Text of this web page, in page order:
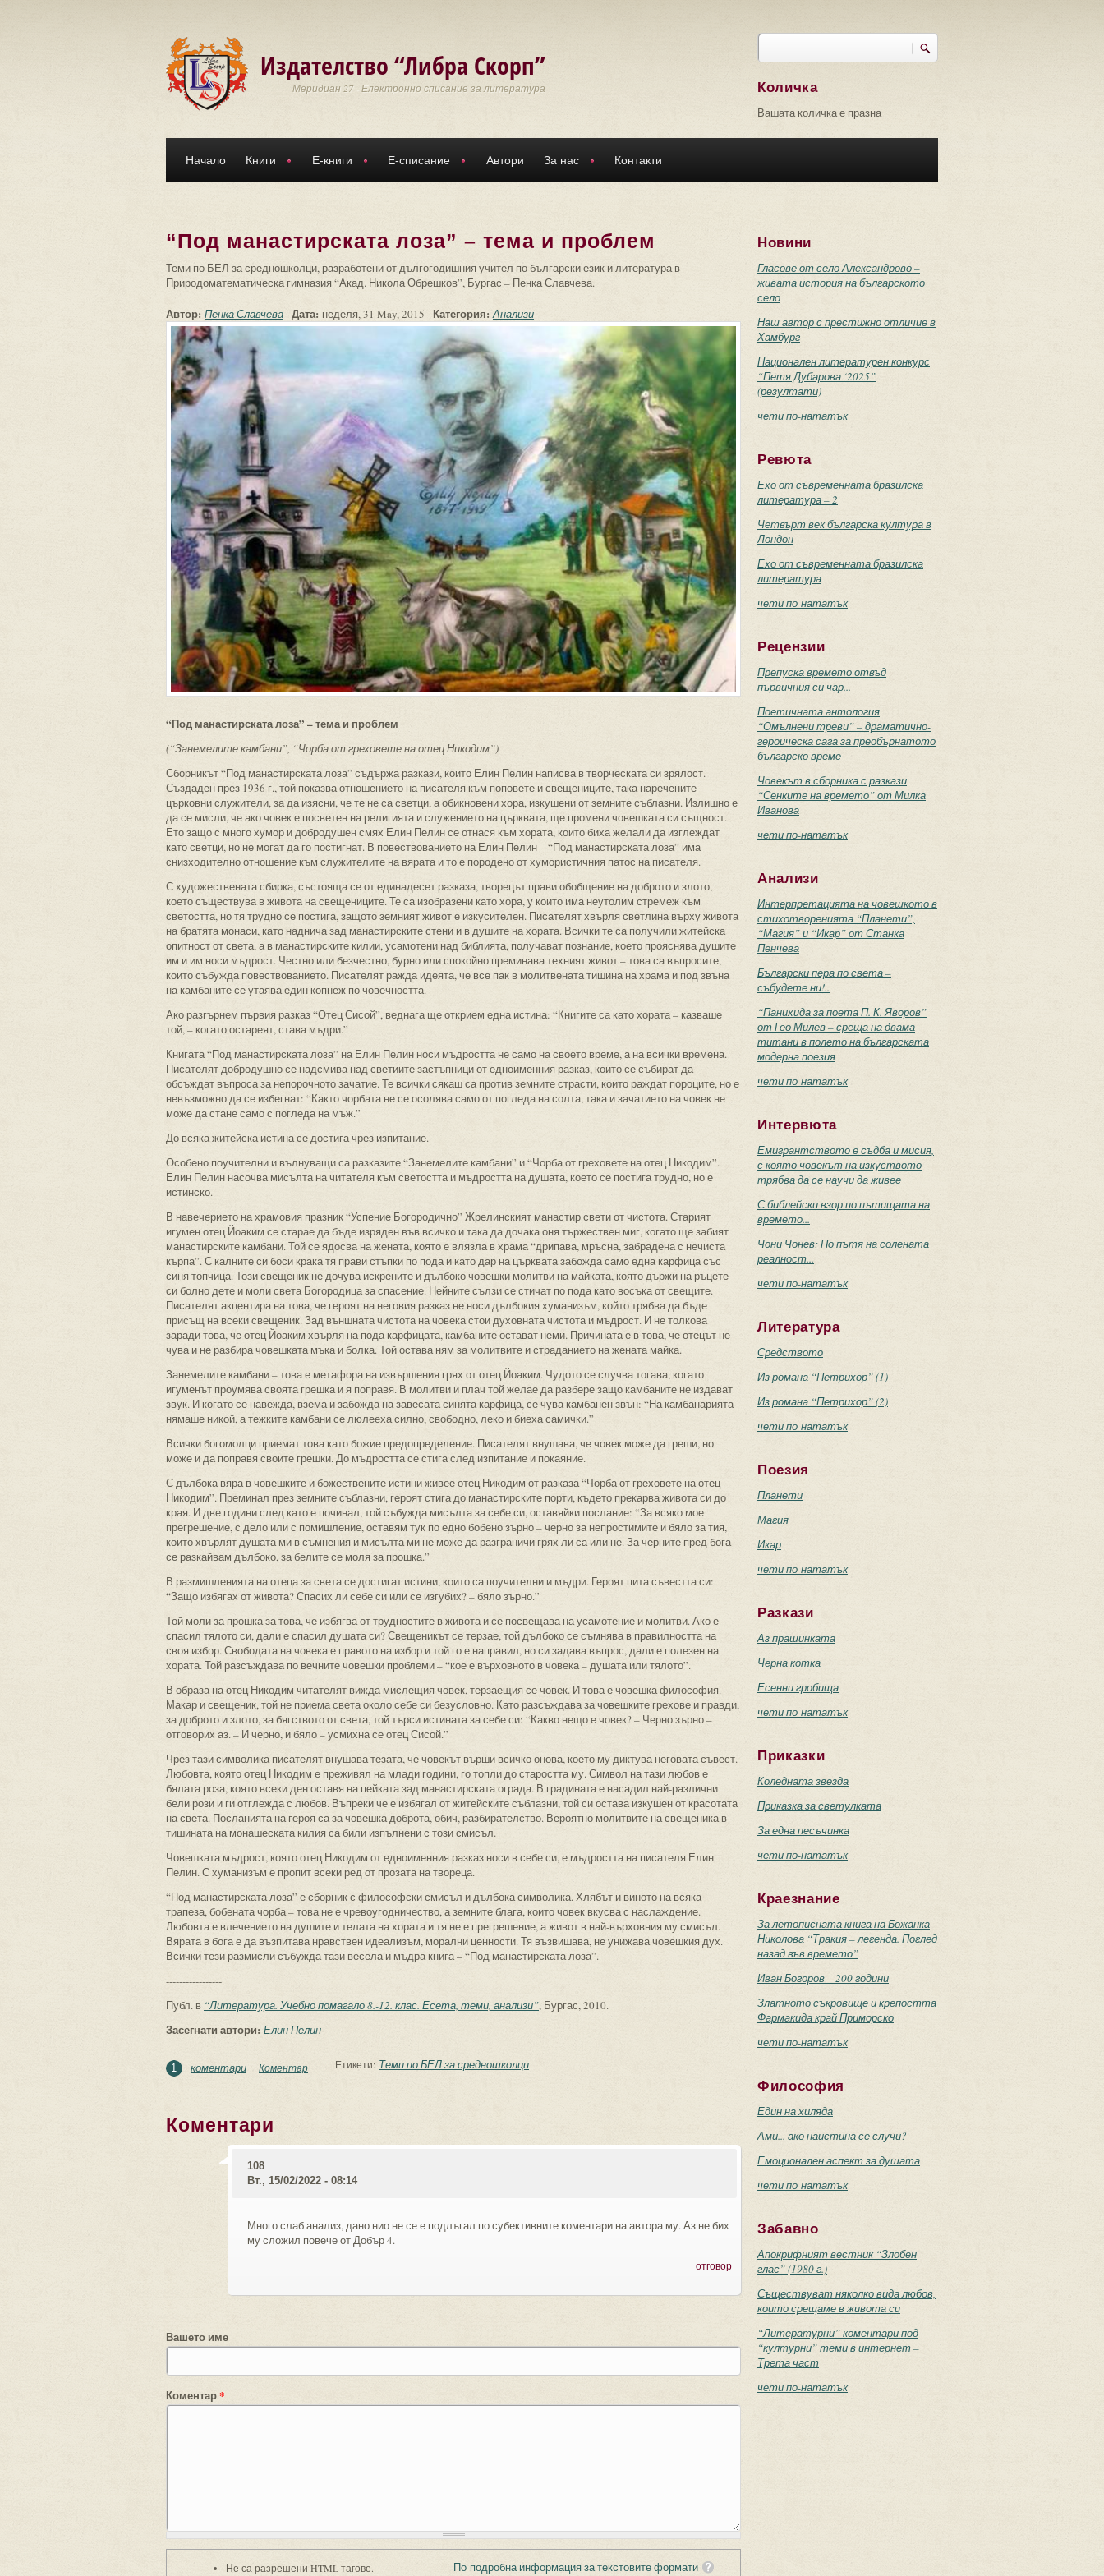
Издателство “Либра Скорп”
Меридиан 27 - Електронно списание за литература
Търси
Количка
Вашата количка е празна
Начало Книги Е-книги Е-списание Автори За нас Контакти
“Под манастирската лоза” – тема и проблем
Теми по БЕЛ за средношколци, разработени от дългогодишния учител по български език и литература в
Природоматематическа гимназия “Акад. Никола Обрешков”, Бургас – Пенка Славчева.
Автор: Пенка Славчева Дата: неделя, 31 May, 2015 Категория:Анализи
“Под манастирската лоза” – тема и проблем
(“Занемелите камбани”, “Чорба от греховете на отец Никодим”)
Сборникът “Под манастирската лоза” съдържа разкази, които Елин Пелин написва в творческата си зрялост.
Създаден през 1936 г., той показва отношението на писателя към поповете и свещениците, така наречените
църковни служители, за да изясни, че те не са светци, а обикновени хора, изкушени от земните съблазни. Излишно е
да се мисли, че ако човек е посветен на религията и служението на църквата, ще промени човешката си същност.
Ето защо с много хумор и добродушен смях Елин Пелин се отнася към хората, които биха желали да изглеждат
като светци, но не могат да го постигнат. В повествованието на Елин Пелин – “Под манастирската лоза” има
снизходително отношение към служителите на вярата и то е породено от хумористичния патос на писателя.
С художествената сбирка, състояща се от единадесет разказа, творецът прави обобщение на доброто и злото,
което съществува в живота на свещениците. Те са изобразени като хора, у които има неутолим стремеж към
светостта, но тя трудно се постига, защото земният живот е изкусителен. Писателят хвърля светлина върху живота
на братята монаси, като наднича зад манастирските стени и в душите на хората. Всички те са получили житейска
опитност от света, а в манастирските килии, усамотени над библията, получават познание, което прояснява душите
им и им носи мъдрост. Честно или безчестно, бурно или спокойно преминава техният живот – това са въпросите,
които събужда повествованието. Писателят ражда идеята, че все пак в молитвената тишина на храма и под звъна
на камбаните се утаява един копнеж по човечността.
Ако разгърнем първия разказ “Отец Сисой”, веднага ще открием една истина: “Книгите са като хората – казваше
той, – когато остареят, става мъдри.”
Книгата “Под манастирската лоза” на Елин Пелин носи мъдростта не само на своето време, а на всички времена.
Писателят добродушно се надсмива над светиите застъпници от едноименния разказ, които се събират да
обсъждат въпроса за непорочното зачатие. Те всички сякаш са против земните страсти, които раждат пороците, но е
невъзможно да се избегнат: “Както чорбата не се осолява само от погледа на солта, така и зачатието на човек не
може да стане само с погледа на мъж.”
До всяка житейска истина се достига чрез изпитание.
Особено поучителни и вълнуващи са разказите “Занемелите камбани” и “Чорба от греховете на отец Никодим”.
Елин Пелин насочва мисълта на читателя към светостта и мъдростта на душата, което се постига трудно, но е
истинско.
В навечерието на храмовия празник “Успение Богородично” Жрелинският манастир свети от чистота. Старият
игумен отец Йоаким се старае да бъде изряден във всичко и така да дочака оня тържествен миг, когато ще забият
манастирските камбани. Той се ядосва на жената, която е влязла в храма “дрипава, мръсна, забрадена с нечиста
кърпа”. С калните си боси крака тя прави стъпки по пода и като дар на църквата забожда само една карфица със
синя топчица. Този свещеник не дочува искрените и дълбоко човешки молитви на майката, която държи на ръцете
си болно дете и моли света Богородица за спасение. Нейните сълзи се стичат по пода като восъка от свещите.
Писателят акцентира на това, че героят на неговия разказ не носи дълбокия хуманизъм, който трябва да бъде
присъщ на всеки свещеник. Зад външната чистота на човека стои духовната чистота и мъдрост. И не толкова
заради това, че отец Йоаким хвърля на пода карфицата, камбаните остават неми. Причината е в това, че отецът не
чува и не разбира човешката мъка и болка. Той остава ням за молитвите и страданието на жената майка.
Занемелите камбани – това е метафора на извършения грях от отец Йоаким. Чудото се случва тогава, когато
игуменът проумява своята грешка и я поправя. В молитви и плач той желае да разбере защо камбаните не издават
звук. И когато се навежда, взема и забожда на завесата синята карфица, се чува камбанен звън: “На камбанарията
нямаше никой, а тежките камбани се люлееха силно, свободно, леко и биеха самички.”
Всички богомолци приемат това като божие предопределение. Писателят внушава, че човек може да греши, но
може и да поправя своите грешки. До мъдростта се стига след изпитание и покаяние.
С дълбока вяра в човешките и божествените истини живее отец Никодим от разказа “Чорба от греховете на отец
Никодим”. Преминал през земните съблазни, героят стига до манастирските порти, където прекарва живота си до
края. И две години след като е починал, той събужда мисълта за себе си, оставяйки послание: “За всяко мое
прегрешение, с дело или с помишление, оставям тук по едно бобено зърно – черно за непростимите и бяло за тия,
които хвърлят душата ми в съмнения и мисълта ми не може да разграничи грях ли са или не. За черните пред бога
се разкайвам дълбоко, за белите се моля за прошка.”
В размишленията на отеца за света се достигат истини, които са поучителни и мъдри. Героят пита съвестта си:
“Защо избягах от живота? Спасих ли себе си или се изгубих? – бяло зърно.”
Той моли за прошка за това, че избягва от трудностите в живота и се посвещава на усамотение и молитви. Ако е
спасил тялото си, дали е спасил душата си? Свещеникът се терзае, той дълбоко се съмнява в правилността на
своя избор. Свободата на човека е правото на избор и той го е направил, но си задава въпрос, дали е полезен на
хората. Той разсъждава по вечните човешки проблеми – “кое е върховното в човека – душата или тялото”.
В образа на отец Никодим читателят вижда мислещия човек, терзаещия се човек. И това е човешка философия.
Макар и свещеник, той не приема света около себе си безусловно. Като разсъждава за човешките грехове и правди,
за доброто и злото, за бягството от света, той търси истината за себе си: “Какво нещо е човек? – Черно зърно –
отговорих аз. – И черно, и бяло – усмихна се отец Сисой.”
Чрез тази символика писателят внушава тезата, че човекът върши всичко онова, което му диктува неговата съвест.
Любовта, която отец Никодим е преживял на млади години, го топли до старостта му. Символ на тази любов е
бялата роза, която всеки ден оставя на пейката зад манастирската ограда. В градината е насадил най-различни
бели рози и ги отглежда с любов. Въпреки че е избягал от житейските съблазни, той си остава изкушен от красотата
на света. Посланията на героя са за човешка доброта, обич, разбирателство. Вероятно молитвите на свещеника в
тишината на монашеската килия са били изпълнени с този смисъл.
Човешката мъдрост, която отец Никодим от едноименния разказ носи в себе си, е мъдростта на писателя Елин
Пелин. С хуманизъм е пропит всеки ред от прозата на твореца.
“Под манастирската лоза” е сборник с философски смисъл и дълбока символика. Хлябът и виното на всяка
трапеза, бобената чорба – това не е чревоугодничество, а земните блага, които човек вкусва с наслаждение.
Любовта е влечението на душите и телата на хората и тя не е прегрешение, а живот в най-върховния му смисъл.
Вярата в бога е да възпитава нравствен идеализъм, морални ценности. Тя възвишава, не унижава човешкия дух.
Всички тези размисли събужда тази весела и мъдра книга – “Под манастирската лоза”.
-----------------
Публ. в “Литература. Учебно помагало 8.-12. клас. Есета, теми, анализи”, Бургас, 2010.
Засегнати автори: Елин Пелин
1 коментари Коментар Етикети: Теми по БЕЛ за средношколци
Коментари
108
Вт., 15/02/2022 - 08:14
Много слаб анализ, дано нио не се е подлъгал по субективните коментари на автора му. Аз не бих
му сложил повече от Добър 4.
отговор
Вашето име
Коментар*
По-подробна информация за текстовите формати
Не са разрешени HTML тагове.
Новини
Гласове от село Александрово –
живата история на българското
село
Наш автор с престижно отличие в
Хамбург
Национален литературен конкурс
“Петя Дубарова ‘2025”
(резултати)
чети по-нататък
Ревюта
Ехо от съвременната бразилска
литература – 2
Четвърт век българска култура в
Лондон
Ехо от съвременната бразилска
литература
чети по-нататък
Рецензии
Препуска времето отвъд
първичния си чар...
Поетичната антология
“Омълнени треви” – драматично-
героическа сага за преобърнатото
българско време
Човекът в сборника с разкази
“Сенките на времето” от Милка
Иванова
чети по-нататък
Анализи
Интерпретацията на човешкото в
стихотворенията “Планети”,
“Магия” и “Икар” от Станка
Пенчева
Български пера по света –
събудете ни!..
“Панихида за поета П. К. Яворов”
от Гео Милев – среща на двама
титани в полето на българската
модерна поезия
чети по-нататък
Интервюта
Емигрантството е съдба и мисия,
с която човекът на изкуството
трябва да се научи да живее
С библейски взор по пътищата на
времето...
Чони Чонев: По пътя на солената
реалност...
чети по-нататък
Литература
Средството
Из романа “Петрихор” (1)
Из романа “Петрихор” (2)
чети по-нататък
Поезия
Планети
Магия
Икар
чети по-нататък
Разкази
Аз прашинката
Черна котка
Есенни гробища
чети по-нататък
Приказки
Коледната звезда
Приказка за светулката
За една песъчинка
чети по-нататък
Краезнание
За летописната книга на Божанка
Николова “Тракия – легенда. Поглед
назад във времето”
Иван Богоров – 200 години
Златното съкровище и крепостта
Фармакида край Приморско
чети по-нататък
Философия
Един на хиляда
Ами... ако наистина се случи?
Емоционален аспект за душата
чети по-нататък
Забавно
Апокрифният вестник “Злобен
глас” (1980 г.)
Съществуват няколко вида любов,
които срещаме в живота си
“Литературни” коментари под
“културни” теми в интернет –
Трета част
чети по-нататък